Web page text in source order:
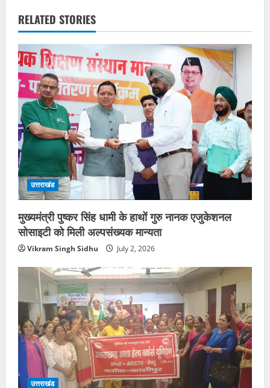
RELATED STORIES
उत्तराखंड
मुख्यमंत्री पुष्कर सिंह धामी के हाथों गुरु नानक एजुकेशनल
सोसाइटी को मिली अल्पसंख्यक मान्यता
Vikram Singh Sidhu July 2, 2026
उत्तराखंड